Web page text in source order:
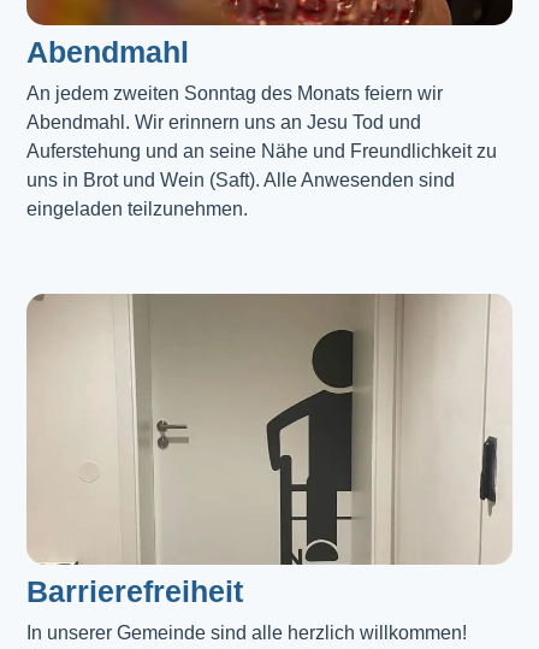
Abendmahl​
An jedem zweiten Sonntag des Monats feiern wir
Abendmahl. Wir erinnern uns an Jesu Tod und
Auferstehung und an seine Nähe und Freundlichkeit zu
uns in Brot und Wein (Saft). Alle Anwesenden sind
eingeladen teilzunehmen.
Barrierefreiheit
In unserer Gemeinde sind alle herzlich willkommen!